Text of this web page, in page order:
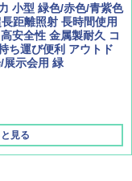
ョン 山善] 傘みたいに
とテント キューブワ
ング フルクローズ メ
ポップアップテント P
ージュ
小型 緑色/赤色/青紫色
距離照射 長時間使用
安全性 金属製耐久 コ
ち運び便利 アウトド
展示会用 緑
見る